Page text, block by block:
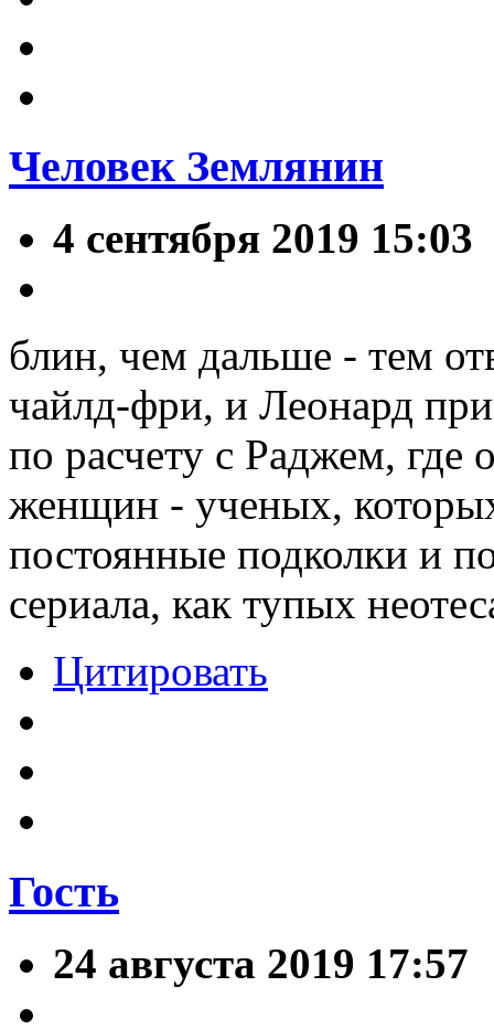
Человек Землянин
4 сентября 2019 15:03
блин, чем дальше - тем
чайлд-фри, и Леонард
по расчету с Раджем, где
женщин - ученых,
постоянные подколки и
сериала, как тупых
Цитировать
Гость
24 августа 2019 17:57